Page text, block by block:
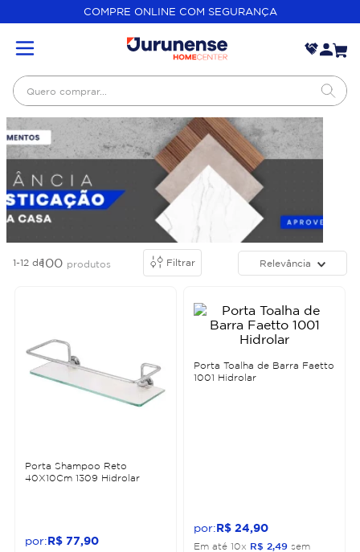
COMPRE ONLINE COM SEGURANÇA
Quero comprar...
1-12 de100 produtos Filtrar Relevância
Porta Shampoo Reto
40X10Cm 1309 Hidrolar
R$ 77 90
Porta Toalha de Barra Faetto
1001 Hidrolar
R$ 24 90
Em até 10x R$ 2 49 sem